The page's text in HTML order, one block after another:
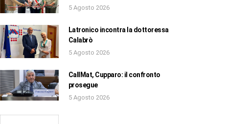
5 Agosto 2026
Latronico incontra la dottoressa
Calabrò
5 Agosto 2026
CallMat, Cupparo: il confronto
prosegue
5 Agosto 2026